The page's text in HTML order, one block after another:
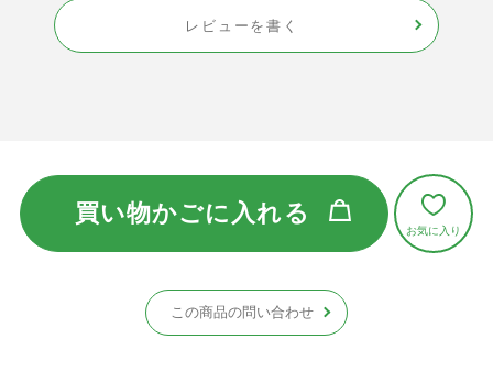
レビューを書く
買い物かごに入れる
この商品の問い合わせ